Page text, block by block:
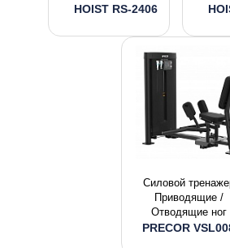
HOIST RS-2406
Силовой
Приводящие /
Отводящие ног
PRECOR